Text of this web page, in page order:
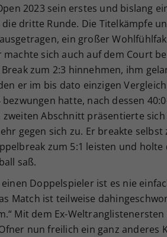
2023 sein erstes und bislang
dritte Runde. Die Titelkämpfe
ein großer
sich auch auf dem Court
zum 2:3 hinnehmen, ihm
er im bis dato einzigen
hatte, nach dessen
zweiten Abschnitt präsentierte
gegen sich zu. Er breakte selbst
zum 5:1 leisten und
saß.
Doppelspieler ist es nie
Match ist teilweise
Mit dem Ex-Weltranglistenersten
nun freilich ein ganz anderes